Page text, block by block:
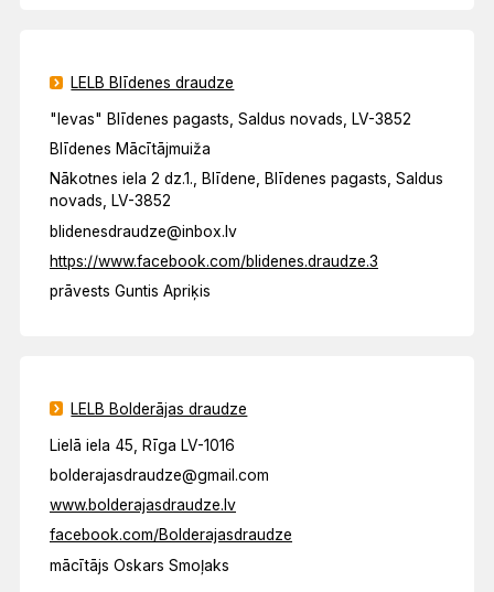
LELB Blīdenes draudze
"Ievas" Blīdenes pagasts, Saldus novads, LV-3852
Blīdenes Mācītājmuiža
Nākotnes iela 2 dz.1., Blīdene, Blīdenes pagasts, Saldus
novads, LV-3852
blidenesdraudze@inbox.lv
https://www.facebook.com/blidenes.draudze.3
prāvests Guntis Apriķis
LELB Bolderājas draudze
Lielā iela 45, Rīga LV-1016
bolderajasdraudze@gmail.com
www.bolderajasdraudze.lv
facebook.com/Bolderajasdraudze
mācītājs Oskars Smoļaks